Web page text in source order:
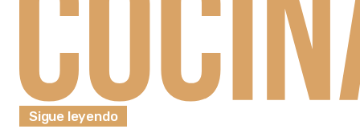
Sigue leyendo